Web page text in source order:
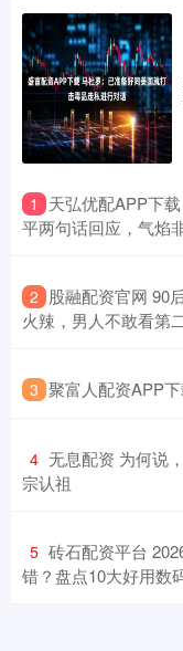
1
天弘优配APP下
平两句话回应，气焰
2 股融配资官网 90
火辣，男人不敢看第
3 聚富人配资APP
4 无息配资 为何说
宗认祖
5 砖石配资平台
错？盘点10大好用数